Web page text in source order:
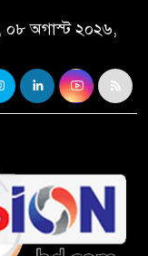
০৮ অগাস্ট ২০২৬,